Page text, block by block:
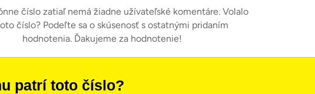
číslo zatiaľ nemá žiadne užívateľské komentáre. Volalo
číslo? Podeľte sa o skúsenosť s ostatnými pridaním
hodnotenia. Ďakujeme za hodnotenie!
patrí toto číslo?